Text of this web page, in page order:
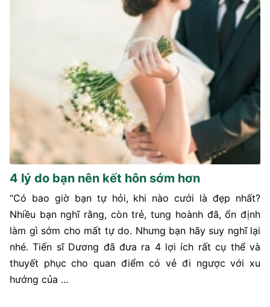
4 lý do bạn nên kết hôn sớm hơn
“Có bao giờ bạn tự hỏi, khi nào cưới là đẹp nhất?
Nhiều bạn nghĩ rằng, còn trẻ, tung hoành đã, ổn định
làm gì sớm cho mất tự do. Nhưng bạn hãy suy nghĩ lại
nhé. Tiến sĩ Dương đã đưa ra 4 lợi ích rất cụ thể và
thuyết phục cho quan điểm có vẻ đi ngược với xu
hướng của ...